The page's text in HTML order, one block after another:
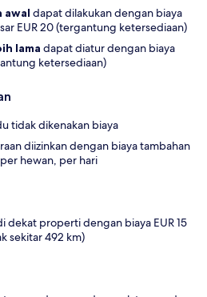
awal dapat dilakukan dengan biaya
EUR 20 (tergantung ketersediaan)
lama dapat diatur dengan biaya
ketersediaan)
tidak dikenakan biaya
diizinkan dengan biaya tambahan
per hewan, per hari
dekat properti dengan biaya EUR 15
sekitar 492 km)